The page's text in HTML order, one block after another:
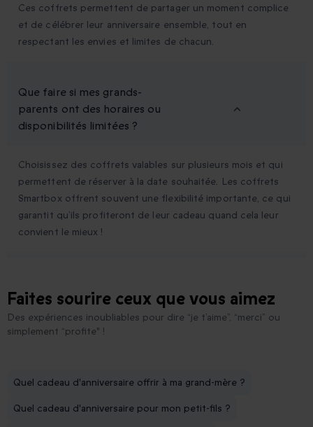
Ces coffrets permettent de partager un moment complice
et de célébrer leur anniversaire ensemble, tout en
respectant les envies et limites de chacun.
Que faire si mes grands-
parents ont des horaires ou
disponibilités limitées ?
Choisissez des coffrets valables sur plusieurs mois et qui
permettent de réserver à la date souhaitée. Les coffrets
Smartbox offrent souvent une flexibilité importante, ce qui
garantit qu’ils profiteront de leur cadeau quand cela leur
convient le mieux !
Faites sourire ceux que vous aimez
Des expériences inoubliables pour dire “je t’aime”, “merci” ou
simplement “profite" !
Quel cadeau d'anniversaire offrir à ma grand-mère ?
Quel cadeau d'anniversaire pour mon petit-fils ?